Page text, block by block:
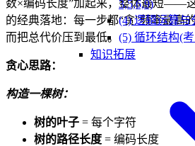
3,5,6,9)
(4) 逻辑运算与
(5) 循环结构(
知识拓展
数×编码长度”加起来，整体最短——
的经典落地：每一步都“贪”频率最高
而把总代价压到最低。
贪心思路：
构造一棵树：
树的叶子 = 每个字符
树的路径长度 = 编码长度